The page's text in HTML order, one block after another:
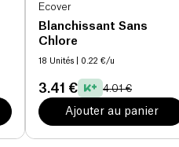
Ecover
Blanchissant Sans
Chlore
18 Unités | 0.22 €/u
3.41 € 4.01 €
Ajouter au panier